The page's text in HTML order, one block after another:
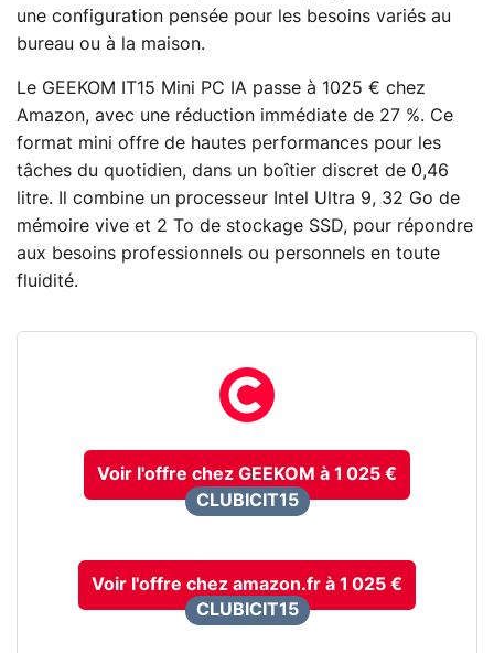
une configuration pensée pour les besoins variés au
bureau ou à la maison.
Le GEEKOM IT15 Mini PC IA passe à 1025 € chez
Amazon, avec une réduction immédiate de 27 %. Ce
format mini offre de hautes performances pour les
tâches du quotidien, dans un boîtier discret de 0,46
litre. Il combine un processeur Intel Ultra 9, 32 Go de
mémoire vive et 2 To de stockage SSD, pour répondre
aux besoins professionnels ou personnels en toute
fluidité.
Voir l'offre chez GEEKOM à 1 025 €
CLUBICIT15
Voir l'offre chez amazon.fr à 1 025 €
CLUBICIT15